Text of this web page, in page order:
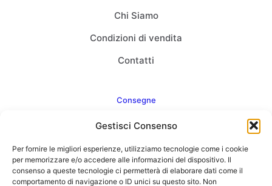
Gestisci Consenso
Per fornire le migliori esperienze, utilizziamo tecnologie come i cookie
per memorizzare e/o accedere alle informazioni del dispositivo. Il
consenso a queste tecnologie ci permetterà di elaborare dati come il
comportamento di navigazione o ID unici su questo sito. Non
Chi Siamo
Condizioni di vendita
Contatti
Consegne
Come consegnamo
FAQ